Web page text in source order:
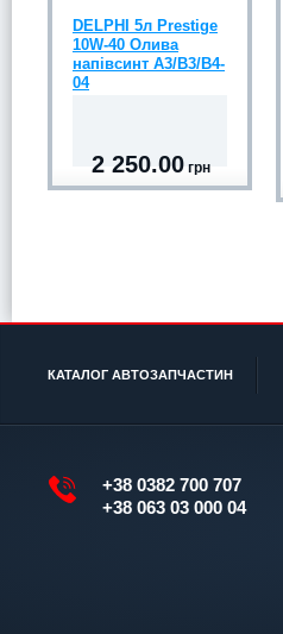
DELPHI 5л Prestige
10W-40 Олива
напівсинт A3/B3/B4-
04
2 250.00 грн
КАТАЛОГ АВТОЗАПЧАСТИН
+38 0382 700 707
+38 063 03 000 04